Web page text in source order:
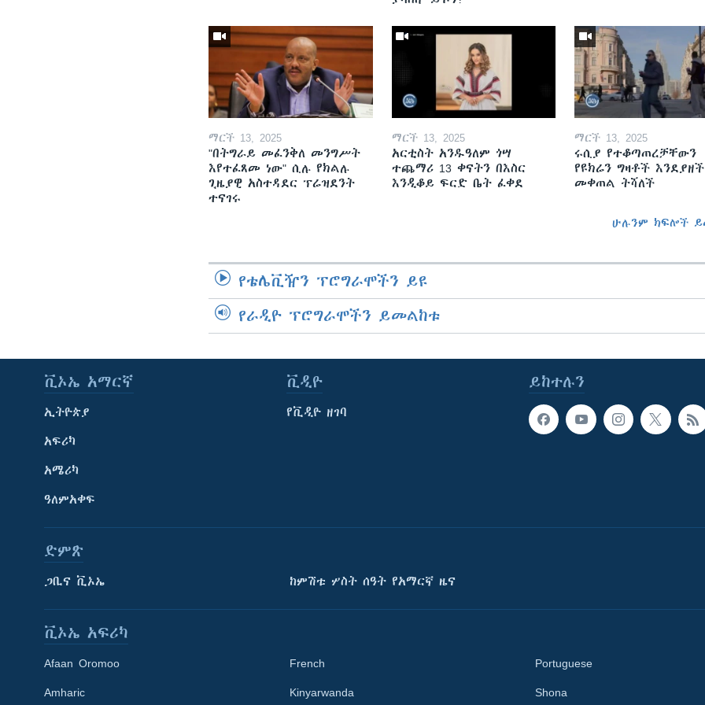
ማርች 13, 2025
"በትግራይ መፈንቅለ መንግሥት
እየተፈጸመ ነው" ሲሉ የክልሉ
ጊዜያዊ አስተዳደር ፕሬዝደንት
ተናገሩ
ማርች 13, 2025
አርቲስት አንዱዓለም ጎሣ
ተጨማሪ 13 ቀናትን በእስር
እንዲቆይ ፍርድ ቤት ፈቀደ
ማርች 13, 2025
ሩሲያ የተቆጣጠረቻቸውን
የዩክሬን ግዛቶች እንደያዘች
መቀጠል ትሻለች
ሁሉንም ክፍሎች
የቴሌቪዥን ፕሮግራሞችን ይዩ
የራዲዮ ፕሮግራሞችን ይመልከቱ
ይከተሉን
ቪኦኤ አማርኛ
ኢትዮጵያ
አፍሪካ
አሜሪካ
ዓለምአቀፍ
ቪዲዮ
የቪዲዮ ዘገባ
ድምጽ
ጋቢና ቪኦኤ ከምሽቱ ሦስት ሰዓት የአማርኛ ዜና
ቪኦኤ አፍሪካ
Afaan Oromoo
Amharic
French
Kinyarwanda
Portuguese
Shona